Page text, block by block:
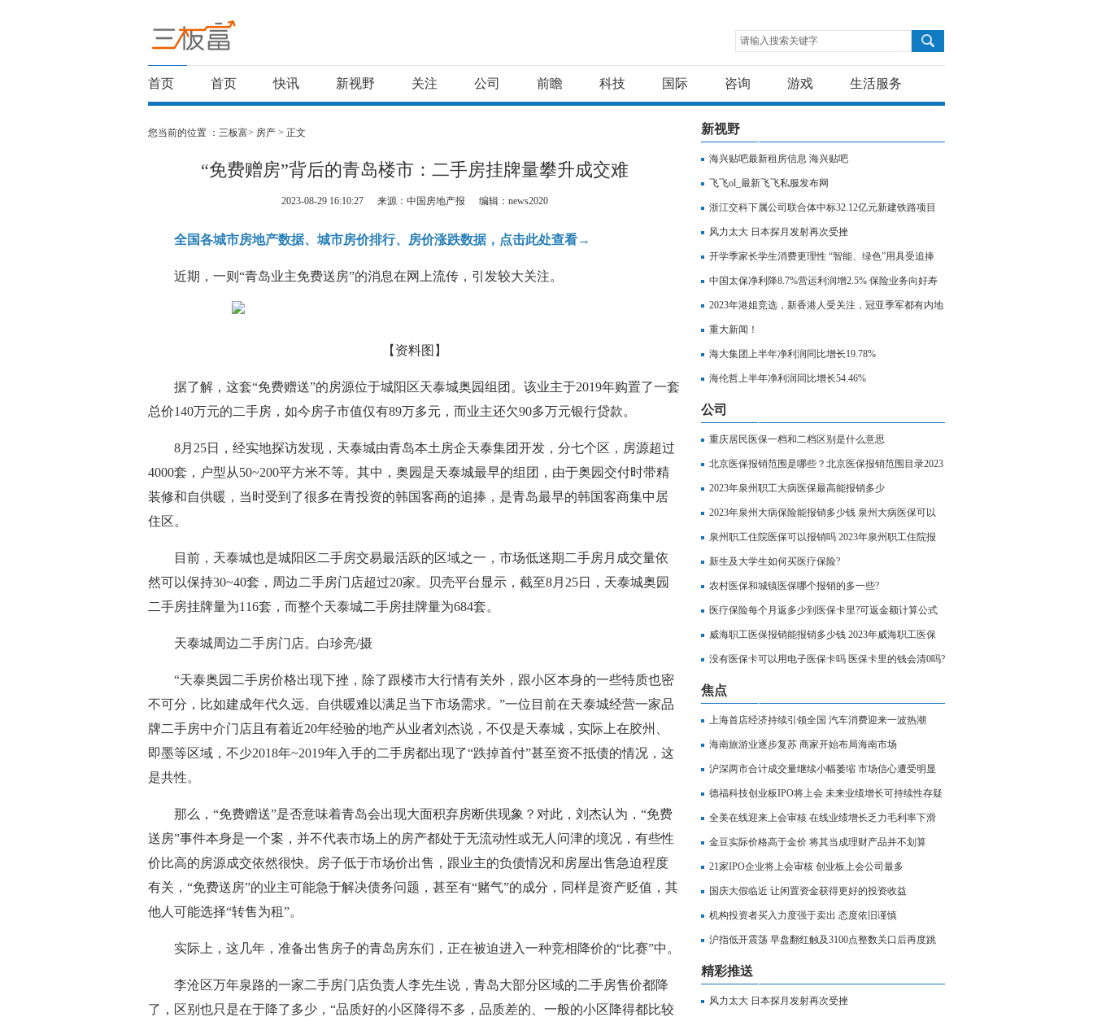
请输入搜索关键字
首页 首页 快讯 新视野 关注 公司 前瞻 科技 国际 咨询 游戏 生活服务
您当前的位置 ： 三板富> 房产 > 正文
“免费赠房”背后的青岛楼市：二手房挂牌量攀升成交难
2023-08-29 16:10:27 来源：中国房地产报 编辑：news2020
全国各城市房地产数据、城市房价排行、房价涨跌数据，点击此处查看→
近期，一则“青岛业主免费送房”的消息在网上流传，引发较大关注。
【资料图】
据了解，这套“免费赠送”的房源位于城阳区天泰城奥园组团。该业主于2019年购置了一套
总价140万元的二手房，如今房子市值仅有89万多元，而业主还欠90多万元银行贷款。
8月25日，经实地探访发现，天泰城由青岛本土房企天泰集团开发，分七个区，房源超过
4000套，户型从50~200平方米不等。其中，奥园是天泰城最早的组团，由于奥园交付时带精
装修和自供暖，当时受到了很多在青投资的韩国客商的追捧，是青岛最早的韩国客商集中居
住区。
目前，天泰城也是城阳区二手房交易最活跃的区域之一，市场低迷期二手房月成交量依
然可以保持30~40套，周边二手房门店超过20家。贝壳平台显示，截至8月25日，天泰城奥园
二手房挂牌量为116套，而整个天泰城二手房挂牌量为684套。
天泰城周边二手房门店。白珍亮/摄
“天泰奥园二手房价格出现下挫，除了跟楼市大行情有关外，跟小区本身的一些特质也密
不可分，比如建成年代久远、自供暖难以满足当下市场需求。”一位目前在天泰城经营一家品
牌二手房中介门店且有着近20年经验的地产从业者刘杰说，不仅是天泰城，实际上在胶州、
即墨等区域，不少2018年~2019年入手的二手房都出现了“跌掉首付”甚至资不抵债的情况，这
是共性。
那么，“免费赠送”是否意味着青岛会出现大面积弃房断供现象？对此，刘杰认为，“免费
送房”事件本身是一个案，并不代表市场上的房产都处于无流动性或无人问津的境况，有些性
价比高的房源成交依然很快。房子低于市场价出售，跟业主的负债情况和房屋出售急迫程度
有关，“免费送房”的业主可能急于解决债务问题，甚至有“赌气”的成分，同样是资产贬值，其
他人可能选择“转售为租”。
实际上，这几年，准备出售房子的青岛房东们，正在被迫进入一种竞相降价的“比赛”中。
李沧区万年泉路的一家二手房门店负责人李先生说，青岛大部分区域的二手房售价都降
了，区别也只是在于降了多少，“品质好的小区降得不多，品质差的、一般的小区降得都比较
新视野
海兴贴吧最新租房信息 海兴贴吧
飞飞ol_最新飞飞私服发布网
浙江交科下属公司联合体中标32.12亿元新建铁路项目
风力太大 日本探月发射再次受挫
开学季家长学生消费更理性 “智能、绿色”用具受追捧
中国太保净利降8.7%营运利润增2.5% 保险业务向好寿
险新业务价值增三成
2023年港姐竞选，新香港人受关注，冠亚季军都有内地
背景
重大新闻！
海大集团上半年净利润同比增长19.78%
海伦哲上半年净利润同比增长54.46%
公司
重庆居民医保一档和二档区别是什么意思
北京医保报销范围是哪些？北京医保报销范围目录2023
一览
2023年泉州职工大病医保最高能报销多少
2023年泉州大病保险能报销多少钱 泉州大病医保可以
报销吗？
泉州职工住院医保可以报销吗 2023年泉州职工住院报
销比例是多少？
新生及大学生如何买医疗保险?
农村医保和城镇医保哪个报销的多一些?
医疗保险每个月返多少到医保卡里?可返金额计算公式
威海职工医保报销能报销多少钱 2023年威海职工医保
报销比例一览表
没有医保卡可以用电子医保卡吗 医保卡里的钱会清0吗?
焦点
上海首店经济持续引领全国 汽车消费迎来一波热潮
海南旅游业逐步复苏 商家开始布局海南市场
沪深两市合计成交量继续小幅萎缩 市场信心遭受明显
打击
德福科技创业板IPO将上会 未来业绩增长可持续性存疑
全美在线迎来上会审核 在线业绩增长乏力毛利率下滑
金豆实际价格高于金价 将其当成理财产品并不划算
21家IPO企业将上会审核 创业板上会公司最多
国庆大假临近 让闲置资金获得更好的投资收益
机构投资者买入力度强于卖出 态度依旧谨慎
沪指低开震荡 早盘翻红触及3100点整数关口后再度跳
水
精彩推送
风力太大 日本探月发射再次受挫